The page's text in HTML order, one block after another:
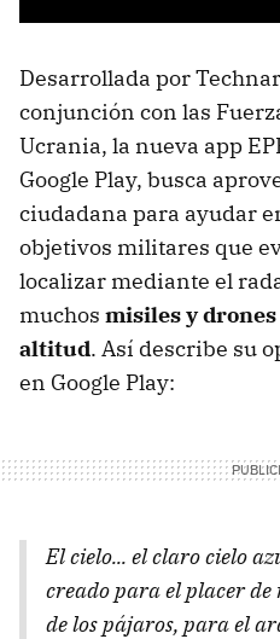
Desarrollada por
conjunción con las
Ucrania, la nueva app
Google Play, busca
ciudadana para ayudar
objetivos militares que
localizar mediante el
muchos misiles y
altitud. Así describe su
en Google Play:
El cielo... el claro cielo
creado para el placer
de los pájaros, para el